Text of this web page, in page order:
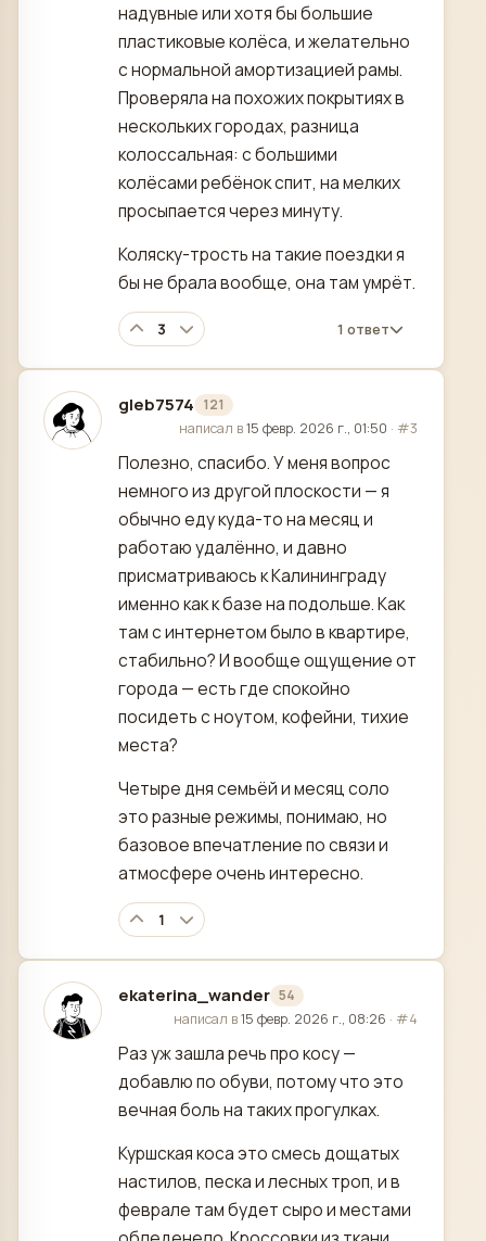
надувные или хотя бы большие
пластиковые колёса, и желательно
с нормальной амортизацией рамы.
Проверяла на похожих покрытиях в
нескольких городах, разница
колоссальная: с большими
колёсами ребёнок спит, на мелких
просыпается через минуту.
Коляску-трость на такие поездки я
бы не брала вообще, она там умрёт.
3 1 ответ
gleb7574 121
отредактировано
написал в15 февр. 2026 г., 01:50 · #3
Полезно, спасибо. У меня вопрос
немного из другой плоскости — я
обычно еду куда-то на месяц и
работаю удалённо, и давно
присматриваюсь к Калининграду
именно как к базе на подольше. Как
там с интернетом было в квартире,
стабильно? И вообще ощущение от
города — есть где спокойно
посидеть с ноутом, кофейни, тихие
места?
Четыре дня семьёй и месяц соло
это разные режимы, понимаю, но
базовое впечатление по связи и
атмосфере очень интересно.
1
ekaterina_wander 54
отредактировано
написал в15 февр. 2026 г., 08:26 · #4
Раз уж зашла речь про косу —
добавлю по обуви, потому что это
вечная боль на таких прогулках.
Куршская коса это смесь дощатых
настилов, песка и лесных троп, и в
феврале там будет сыро и местами